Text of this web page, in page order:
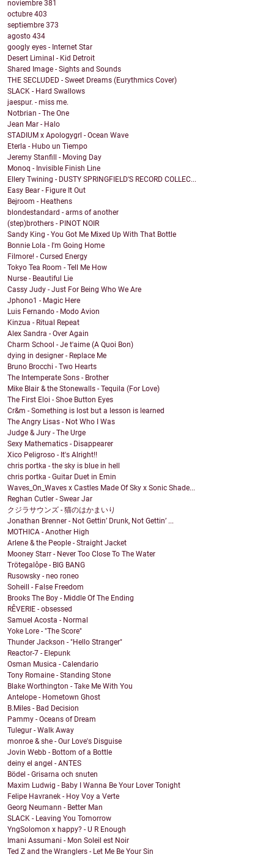
noviembre 381
octubre 403
septiembre 373
agosto 434
googly eyes - Internet Star
Desert Liminal - Kid Detroit
Shared Image - Sights and Sounds
THE SECLUDED - Sweet Dreams (Eurythmics Cover)
SLACK - Hard Swallows
jaespur. - miss me.
Notbrian - The One
Jean Mar - Halo
STADIUM x Apologygrl - Ocean Wave
Eterla - Hubo un Tiempo
Jeremy Stanfill - Moving Day
Monoq - Invisible Finish Line
Ellery Twining - DUSTY SPRINGFIELD'S RECORD COLLEC...
Easy Bear - Figure It Out
Bejroom - Heathens
blondestandard - arms of another
(step)brothers - PINOT NOIR
Sandy King - You Got Me Mixed Up With That Bottle
Bonnie Lola - I'm Going Home
Filmore! - Cursed Energy
Tokyo Tea Room - Tell Me How
Nurse - Beautiful Lie
Cassy Judy - Just For Being Who We Are
Jphono1 - Magic Here
Luis Fernando - Modo Avion
Kinzua - Ritual Repeat
Alex Sandra - Over Again
Charm School - Je t'aime (A Quoi Bon)
dying in designer - Replace Me
Bruno Brocchi - Two Hearts
The Intemperate Sons - Brother
Mike Blair & the Stonewalls - Tequila (For Love)
The First Eloi - Shoe Button Eyes
Cr&m - Something is lost but a lesson is learned
The Angry Lisas - Not Who I Was
Judge & Jury - The Urge
Sexy Mathematics - Disappearer
Xico Peligroso - It's Alright!!
chris portka - the sky is blue in hell
chris portka - Guitar Duet in Emin
Waves_On_Waves x Castles Made Of Sky x Sonic Shade...
Reghan Cutler - Swear Jar
クジラサウンズ - 猫のはかまいり
Jonathan Brenner - Not Gettin’ Drunk, Not Gettin’ ...
MOTHICA - Another High
Arlene & the People - Straight Jacket
Mooney Starr - Never Too Close To The Water
Trötegalôpe - BIG BANG
Rusowsky - neo roneo
Soheill - False Freedom
Brooks The Boy - Middle Of The Ending
RÊVERIE - obsessed
Samuel Acosta - Normal
Yoke Lore - "The Score"
Thunder Jackson - "Hello Stranger"
Reactor-7 - Elepunk
Osman Musica - Calendario
Tony Romaine - Standing Stone
Blake Worthington - Take Me With You
Antelope - Hometown Ghost
B.Miles - Bad Decision
Pammy - Oceans of Dream
Tulegur - Walk Away
monroe & she - Our Love's Disguise
Jovin Webb - Bottom of a Bottle
deiny el angel - ANTES
Bödel - Grisarna och snuten
Maxim Ludwig - Baby I Wanna Be Your Lover Tonight
Felipe Havranek - Hoy Voy a Verte
Georg Neumann - Better Man
SLACK - Leaving You Tomorrow
YngSolomon x happy? - U R Enough
Imani Assumani - Mon Soleil est Noir
Ted Z and the Wranglers - Let Me Be Your Sin